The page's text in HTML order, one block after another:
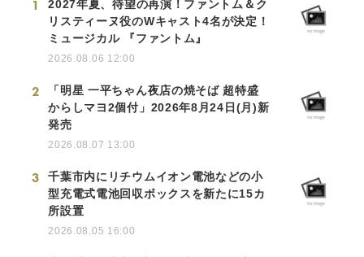
1
2027年夏、待望の再演！ファントム＆ク
リスティーヌ役のWキャスト4名が決定！
ミュージカル 『ファントム』
2026.08.06 12:00
2
「明星 一平ちゃん夜店の焼そば 超特盛
からしマヨ2個付」2026年8月24日(月)新
発売
2026.08.07 13:00
3
千葉市内にリチウムイオン電池などの小
型充電式電池回収ボックスを新たに15カ
所設置
2026.08.05 16:00